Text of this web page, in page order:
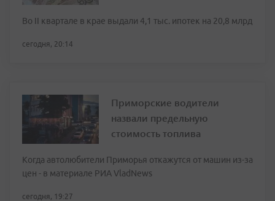
Во II квартале в крае выдали 4,1 тыс. ипотек на 20,8 млрд
сегодня, 20:14
Приморские водители
назвали предельную
стоимость топлива
Когда автолюбители Приморья откажутся от машин из-за
цен - в материале РИА VladNews
сегодня, 19:27